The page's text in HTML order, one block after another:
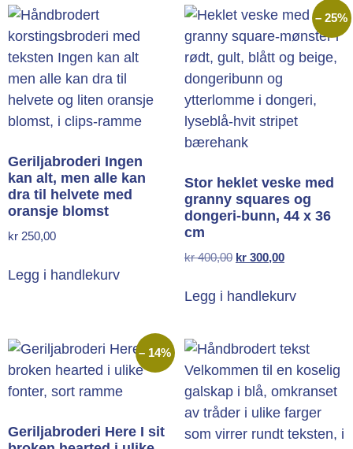
Geriljabroderi Ingen
kan alt, men alle kan
dra til helvete med
oransje blomst
kr 250,00
Legg i handlekurv
– 25%
Stor heklet veske med
granny squares og
dongeri-bunn, 44 x 36
cm
kr400,00 kr 300,00
Legg i handlekurv
– 14%
Geriljabroderi Here I sit